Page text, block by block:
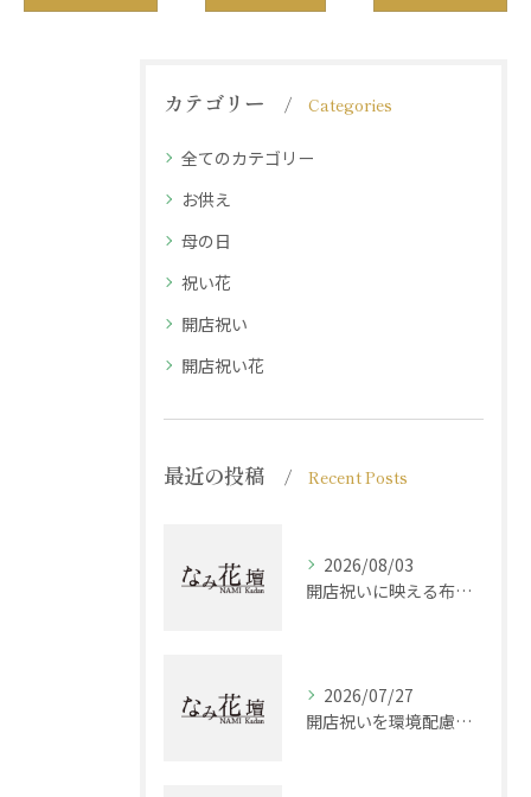
カテゴリー Categories
全てのカテゴリー
お供え
母の日
祝い花
開店祝い
開店祝い花
最近の投稿 Recent Posts
2026/08/03
開店祝いに映える布製品選びと兵庫県西宮市加古郡稲美町で贈る最適な組み合わせ方
2026/07/27
開店祝いを環境配慮で選ぶ現代志向ギフトとマナーの最新ガイド